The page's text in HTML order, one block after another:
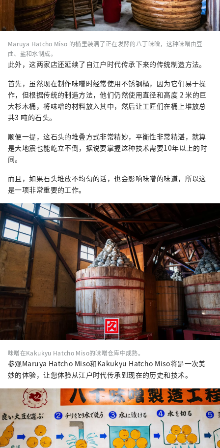
Maruya Hatcho Miso 的桶里装满了正在发酵的八丁味噌，这种味噌由豆
曲、盐和水制成。
此外，这两家店还延续了自江户时代传承下来的传统制造方法。
首先，虽然现在制作味噌时经常使用不锈钢桶，因为它们易于操
作，但根据传统的制造方法，他们仍然使用直径和高度 2 米的巨
大杉木桶，将味噌的材料放入其中，然后让工匠们在桶上堆放总
共3 吨的石头。
顺便一提，这石头的堆叠方式非常精妙，平衡性非常精湛，就算
是大地震也能屹立不倒，据说要掌握这种技术需要10年以上的时
间。
而且，如果石头堆放不均匀的话，也会影响味噌的味道，所以这
是一项非常重要的工作。
味噌在Kakukyu Hatcho Miso的味噌仓库中成熟。
参观Maruya Hatcho Miso和Kakukyu Hatcho Miso将是一次美
妙的体验，让您体验从江户时代传承到现在的历史和技术。